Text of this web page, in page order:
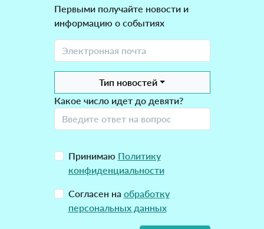
Первыми получайте новости и
информацию о событиях
Тип новостей
Какое число идет до девяти?
Принимаю Политику
конфиденциальности
Согласен на обработку
персональных данных